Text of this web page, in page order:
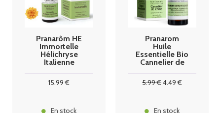
Pranarôm HE
Immortelle
Hélichryse
Italienne
15.99 €
En stock
Pranarom
Huile
Essentielle Bio
Cannelier de
5.99€4.49 €
En stock